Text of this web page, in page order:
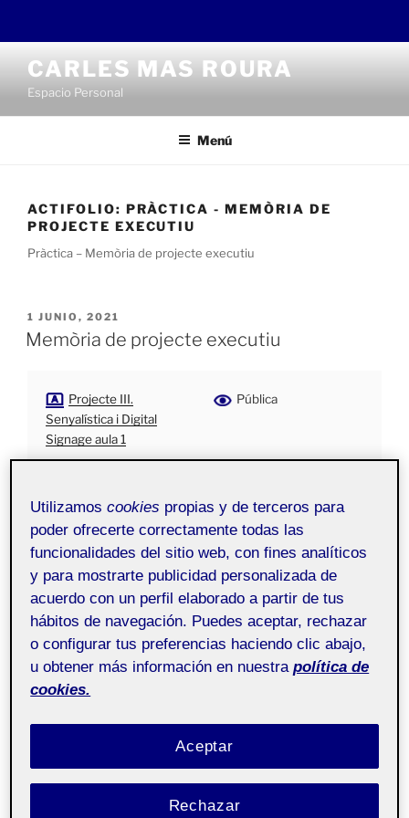
contenido
CARLES MAS ROURA
Espacio Personal
Menú
ACTIFOLIO: PRÀCTICA - MEMÒRIA DE
PROJECTE EXECUTIU
Pràctica – Memòria de projecte executiu
PUBLICADO
EL
1 JUNIO, 2021
Memòria de projecte executiu
Projecte III.
Senyalística i Digital
Signage aula 1
Pública
Utilizamoscookies propias y de terceros para
poder ofrecerte correctamente todas las
funcionalidades del sitio web, con fines analíticos
y para mostrarte publicidad personalizada de
acuerdo con un perfil elaborado a partir de tus
hábitos de navegación. Puedes aceptar, rechazar
o configurar tus preferencias haciendo clic abajo,
u obtener más información en nuestra política de
cookies.
Rechazar
Aceptar